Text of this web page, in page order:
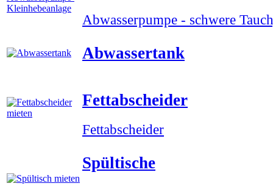
Abwasserpumpe - schwere
Abwassertank
Fettabscheider
Fettabscheider
Spültische